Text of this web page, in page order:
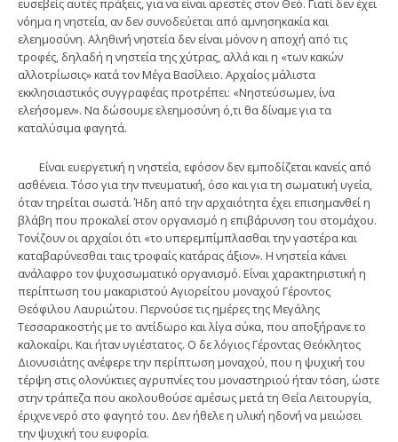
ευσεβείς αυτές πράξεις, για να είναι αρεστές στον Θεό. Γιατί δεν έχει
νόημα η νηστεία, αν δεν συνοδεύεται από αμνησηκακία και
ελεημοσύνη. Αληθινή νηστεία δεν είναι μόνον η αποχή από τις
τροφές, δηλαδή η νηστεία της χύτρας, αλλά και η «των κακών
αλλοτρίωσις» κατά τον Μέγα Βασίλειο. Αρχαίος μάλιστα
εκκλησιαστικός συγγραφέας προτρέπει: «Νηστεύσωμεν, ίνα
ελεήσομεν». Να δώσουμε ελεημοσύνη ό,τι θα δίναμε για τα
καταλύσιμα φαγητά.
Είναι ευεργετική η νηστεία, εφόσον δεν εμποδίζεται κανείς από
ασθένεια. Τόσο για την πνευματική, όσο και για τη σωματική υγεία,
όταν τηρείται σωστά. Ήδη από την αρχαιότητα έχει επισημανθεί η
βλάβη που προκαλεί στον οργανισμό η επιβάρυνση του στομάχου.
Τονίζουν οι αρχαίοι ότι «το υπερεμπίμπλασθαι την γαστέρα και
καταβαρύνεσθαι ταις τροφαίς κατάρας άξιον». Η νηστεία κάνει
ανάλαφρο τον ψυχοσωματικό οργανισμό. Είναι χαρακτηριστική η
περίπτωση του μακαριστού Αγιορείτου μοναχού Γέροντος
Θεόφιλου Λαυριώτου. Περνούσε τις ημέρες της Μεγάλης
Τεσσαρακοστής με το αντίδωρο και λίγα σύκα, που αποξήρανε το
καλοκαίρι. Και ήταν υγιέστατος. Ο δε λόγιος Γέροντας Θεόκλητος
Διονυσιάτης ανέφερε την περίπτωση μοναχού, που η ψυχική του
τέρψη στις ολονύκτιες αγρυπνίες του μοναστηριού ήταν τόση, ώστε
στην τράπεζα που ακολουθούσε αμέσως μετά τη Θεία Λειτουργία,
έριχνε νερό στο φαγητό του. Δεν ήθελε η υλική ηδονή να μειώσει
την ψυχική του ευφορία.